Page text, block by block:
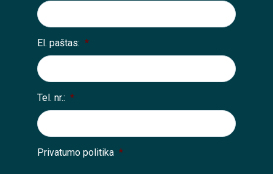
El. paštas: *
Tel. nr.: *
Privatumo politika *